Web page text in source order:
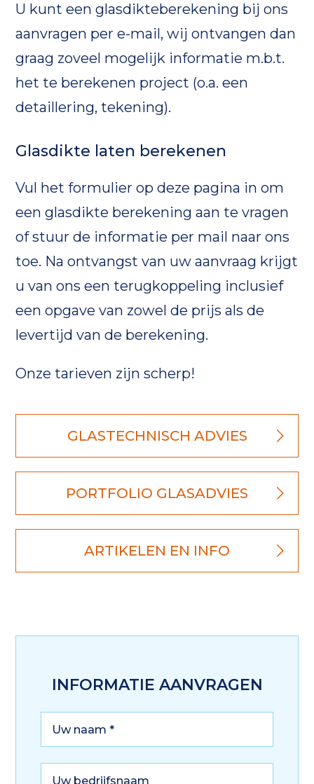
U kunt een glasdikteberekening bij ons
aanvragen per e-mail, wij ontvangen dan
graag zoveel mogelijk informatie m.b.t.
het te berekenen project (o.a. een
detaillering, tekening).
Glasdikte laten berekenen
Vul het formulier op deze pagina in om
een glasdikte berekening aan te vragen
of stuur de informatie per mail naar ons
toe. Na ontvangst van uw aanvraag krijgt
u van ons een terugkoppeling inclusief
een opgave van zowel de prijs als de
levertijd van de berekening.
Onze tarieven zijn scherp!
GLASTECHNISCH ADVIES
PORTFOLIO GLASADVIES
ARTIKELEN EN INFO
INFORMATIE AANVRAGEN